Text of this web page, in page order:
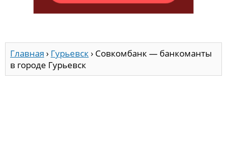
Главная › Гурьевск› Совкомбанк — банкоманты
в городе Гурьевск